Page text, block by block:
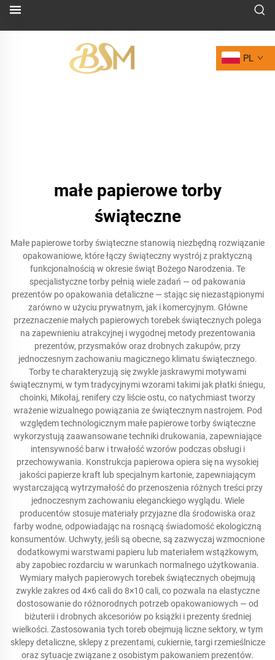
PL
małe papierowe torby
świąteczne
Małe papierowe torby świąteczne stanowią niezbędną rozwiązanie
opakowaniowe, które łączy świąteczny wystrój z praktyczną
funkcjonalnością w okresie świąt Bożego Narodzenia. Te
specjalistyczne torby pełnią wiele zadań — od pakowania
prezentów po opakowania detaliczne — stając się niezastąpionymi
zarówno w użyciu prywatnym, jak i komercyjnym. Główne
przeznaczenie małych papierowych torebek świątecznych polega
na zapewnieniu atrakcyjnej i wygodnej metody prezentowania
prezentów, przysmaków oraz drobnych zakupów, przy
jednoczesnym zachowaniu magicznego klimatu świątecznego.
Torby te charakteryzują się zwykle jaskrawymi motywami
świątecznymi, w tym tradycyjnymi wzorami takimi jak płatki śniegu,
choinki, Mikołaj, renifery czy liście ostu, co natychmiast tworzy
wrażenie wizualnego powiązania ze świątecznym nastrojem. Pod
względem technologicznym małe papierowe torby świąteczne
wykorzystują zaawansowane techniki drukowania, zapewniające
intensywność barw i trwałość wzorów podczas obsługi i
przechowywania. Konstrukcja papierowa opiera się na wysokiej
jakości papierze kraft lub specjalnym kartonie, zapewniającym
wystarczającą wytrzymałość do przenoszenia różnych treści przy
jednoczesnym zachowaniu eleganckiego wyglądu. Wiele
producentów stosuje materiały przyjazne dla środowiska oraz
farby wodne, odpowiadając na rosnącą świadomość ekologiczną
konsumentów. Uchwyty, jeśli są obecne, są zazwyczaj wzmocnione
dodatkowymi warstwami papieru lub materiałem wstążkowym,
aby zapobiec rozdarciu w warunkach normalnego użytkowania.
Wymiary małych papierowych torebek świątecznych obejmują
zwykle zakres od 4×6 cali do 8×10 cali, co pozwala na elastyczne
dostosowanie do różnorodnych potrzeb opakowaniowych — od
biżuterii i drobnych akcesoriów po książki i prezenty średniej
wielkości. Zastosowania tych toreb obejmują liczne sektory, w tym
sklepy detaliczne, sklepy z prezentami, cukiernie, targi rzemieślnicze
oraz sytuacje związane z osobistym pakowaniem prezentów.